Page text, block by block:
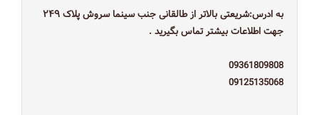
به ادرس:شریعتی بالاتر از طالقانی جنب سینما سروش پلاک ۲۴۹
جهت اطلاعات بیشتر تماس بگیرید .
09361809808
09125135068